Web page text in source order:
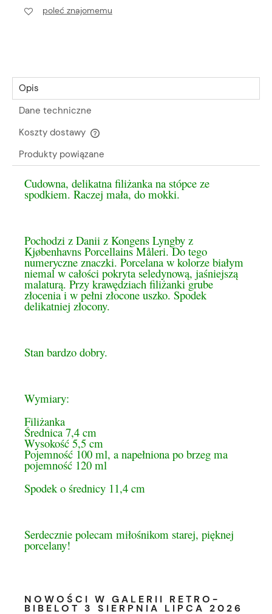
poleć znajomemu
Opis
Dane techniczne
Koszty dostawy
Cena nie zawiera ewentualnych kosztów płatności
Produkty powiązane
Cudowna, delikatna filiżanka na stópce ze
spodkiem. Raczej mała, do mokki.
Pochodzi z Danii z Kongens Lyngby z
Kjøbenhavns Porcellains Måleri. Do tego
numeryczne znaczki. Porcelana w kolorze białym
niemal w całości pokryta seledynową, jaśniejszą
malaturą. Przy krawędziach filiżanki grube
złocenia i w pełni złocone uszko. Spodek
delikatniej złocony.
Stan bardzo dobry.
Wymiary:
Filiżanka
Średnica 7,4 cm
Wysokość 5,5 cm
Pojemność 100 ml, a napełniona po brzeg ma
pojemność 120 ml
Spodek o średnicy 11,4 cm
Serdecznie polecam miłośnikom starej, pięknej
porcelany!
NOWOŚCI W GALERII RETRO-
BIBELOT 3 SIERPNIA LIPCA 2026